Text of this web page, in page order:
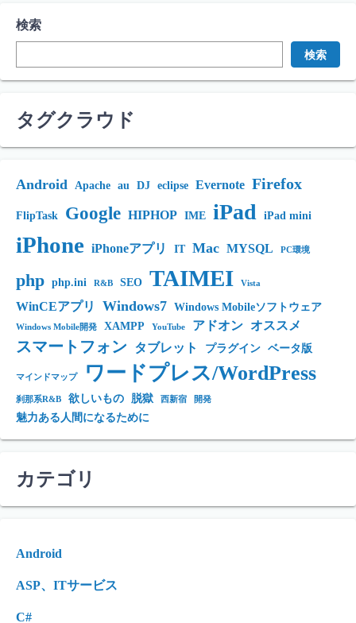
検索
検索
タグクラウド
Android Apache au DJ eclipse Evernote Firefox
FlipTask Google HIPHOP IME iPad iPad mini
iPhone iPhoneアプリ IT Mac MYSQL PC環境
php php.ini R&B SEO TAIMEI Vista
WinCEアプリ Windows7 Windows Mobileソフトウェア
Windows Mobile開発 XAMPP YouTube アドオン オススメ
スマートフォン タブレット プラグイン ベータ版
マインドマップ ワードプレス/WordPress
刹那系R&B 欲しいもの 脱獄 西新宿 開発
魅力ある人間になるために
カテゴリ
Android
ASP、ITサービス
C#